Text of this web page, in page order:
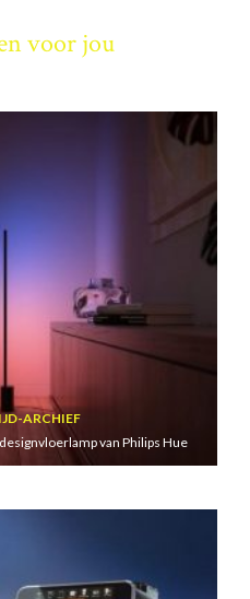
voor jou
ARCHIEF
van Philips Hue